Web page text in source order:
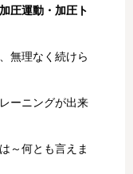
圧運動・加圧ト
無理なく続けら
ーニングが出来
～何とも言えま